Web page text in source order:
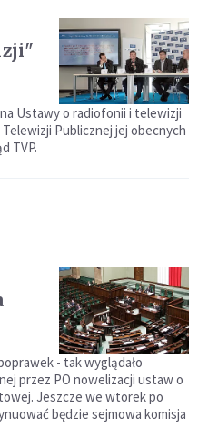
Ustawy o radiofonii i telewizji
Publicznej jej obecnych
TVP.
- tak wyglądało
przez PO nowelizacji ustaw o
Jeszcze we wtorek po
będzie sejmowa komisja